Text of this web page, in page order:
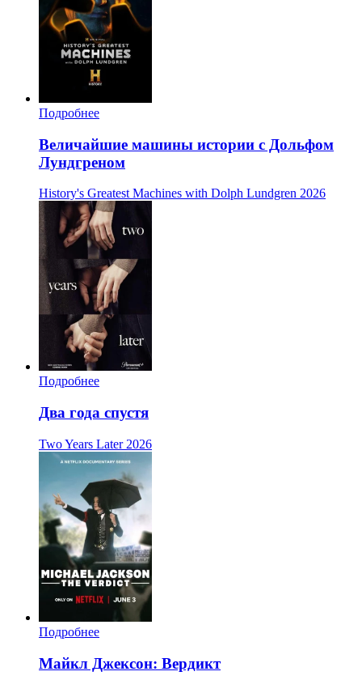
Подробнее
Величайшие машины истории с Дольфом
Лундгреном
History's Greatest Machines with Dolph Lundgren 2026
Подробнее
Два года спустя
Two Years Later 2026
Подробнее
Майкл Джексон: Вердикт